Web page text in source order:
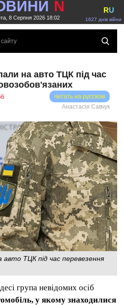
N
8 Серпня 2026 18:02 1627 днів війни
RU
на авто ТЦК під час
читать на русском
Анастасія Савчук
авто ТЦК під час перевезення
група невідомих осіб
у якому знаходилися